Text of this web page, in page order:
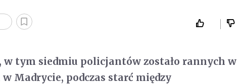
w tym siedmiu policjantów zostało rannych w
Madrycie, podczas starć między